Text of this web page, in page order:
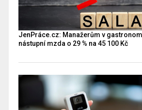
JenPráce.cz: Manažerům v
nástupní mzda o 29 % na 45 100 Kč